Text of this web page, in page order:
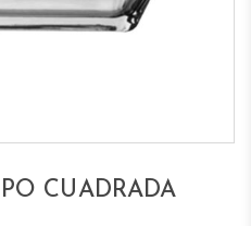
CUADRADA